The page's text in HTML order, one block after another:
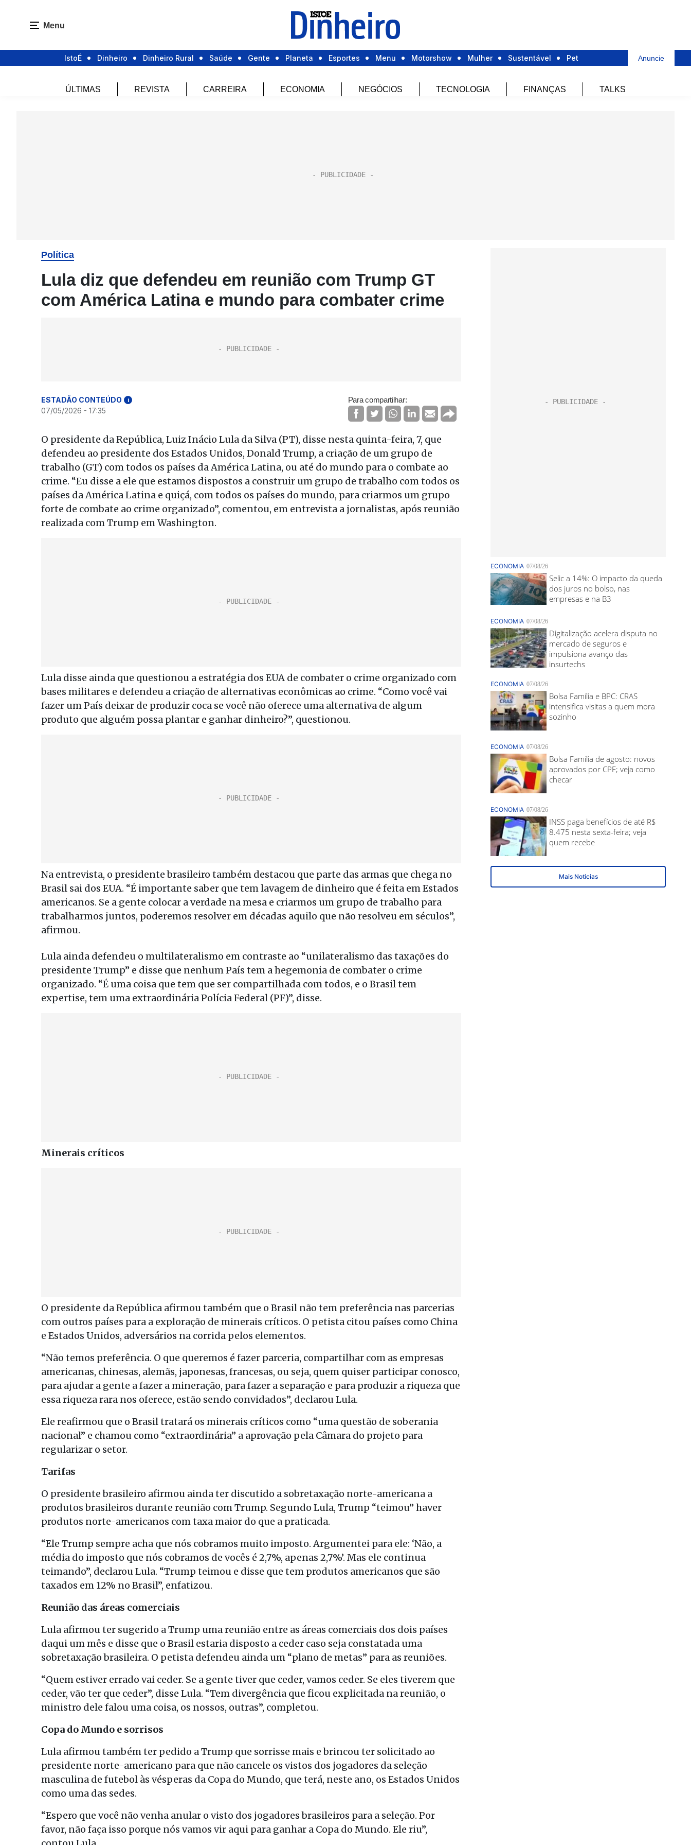
Menu
IstoÉ Dinheiro Dinheiro Rural Saúde Gente Planeta Esportes Menu Motorshow Mulher Sustentável Pet Anuncie
ÚLTIMAS REVISTA CARREIRA ECONOMIA NEGÓCIOS TECNOLOGIA FINANÇAS TALKS
Política
Lula diz que defendeu em reunião com Trump GT
com América Latina e mundo para combater crime
ESTADÃO CONTEÚDO i
07/05/2026 - 17:35
Para compartilhar:
O presidente da República, Luiz Inácio Lula da Silva (PT), disse nesta quinta-feira, 7, que
defendeu ao presidente dos Estados Unidos, Donald Trump, a criação de um grupo de
trabalho (GT) com todos os países da América Latina, ou até do mundo para o combate ao
crime. “Eu disse a ele que estamos dispostos a construir um grupo de trabalho com todos os
países da América Latina e quiçá, com todos os países do mundo, para criarmos um grupo
forte de combate ao crime organizado”, comentou, em entrevista a jornalistas, após reunião
realizada com Trump em Washington.
Lula disse ainda que questionou a estratégia dos EUA de combater o crime organizado com
bases militares e defendeu a criação de alternativas econômicas ao crime. “Como você vai
fazer um País deixar de produzir coca se você não oferece uma alternativa de algum
produto que alguém possa plantar e ganhar dinheiro?”, questionou.
Na entrevista, o presidente brasileiro também destacou que parte das armas que chega no
Brasil sai dos EUA. “É importante saber que tem lavagem de dinheiro que é feita em Estados
americanos. Se a gente colocar a verdade na mesa e criarmos um grupo de trabalho para
trabalharmos juntos, poderemos resolver em décadas aquilo que não resolveu em séculos”,
afirmou.
Lula ainda defendeu o multilateralismo em contraste ao “unilateralismo das taxações do
presidente Trump” e disse que nenhum País tem a hegemonia de combater o crime
organizado. “É uma coisa que tem que ser compartilhada com todos, e o Brasil tem
expertise, tem uma extraordinária Polícia Federal (PF)”, disse.
Minerais críticos
O presidente da República afirmou também que o Brasil não tem preferência nas parcerias
com outros países para a exploração de minerais críticos. O petista citou países como China
e Estados Unidos, adversários na corrida pelos elementos.
“Não temos preferência. O que queremos é fazer parceria, compartilhar com as empresas
americanas, chinesas, alemãs, japonesas, francesas, ou seja, quem quiser participar conosco,
para ajudar a gente a fazer a mineração, para fazer a separação e para produzir a riqueza que
essa riqueza rara nos oferece, estão sendo convidados”, declarou Lula.
Ele reafirmou que o Brasil tratará os minerais críticos como “uma questão de soberania
nacional” e chamou como “extraordinária” a aprovação pela Câmara do projeto para
regularizar o setor.
Tarifas
O presidente brasileiro afirmou ainda ter discutido a sobretaxação norte-americana a
produtos brasileiros durante reunião com Trump. Segundo Lula, Trump “teimou” haver
produtos norte-americanos com taxa maior do que a praticada.
“Ele Trump sempre acha que nós cobramos muito imposto. Argumentei para ele: ‘Não, a
média do imposto que nós cobramos de vocês é 2,7%, apenas 2,7%’. Mas ele continua
teimando”, declarou Lula. “Trump teimou e disse que tem produtos americanos que são
taxados em 12% no Brasil”, enfatizou.
Reunião das áreas comerciais
Lula afirmou ter sugerido a Trump uma reunião entre as áreas comerciais dos dois países
daqui um mês e disse que o Brasil estaria disposto a ceder caso seja constatada uma
sobretaxação brasileira. O petista defendeu ainda um “plano de metas” para as reuniões.
“Quem estiver errado vai ceder. Se a gente tiver que ceder, vamos ceder. Se eles tiverem que
ceder, vão ter que ceder”, disse Lula. “Tem divergência que ficou explicitada na reunião, o
ministro dele falou uma coisa, os nossos, outras”, completou.
Copa do Mundo e sorrisos
Lula afirmou também ter pedido a Trump que sorrisse mais e brincou ter solicitado ao
presidente norte-americano para que não cancele os vistos dos jogadores da seleção
masculina de futebol às vésperas da Copa do Mundo, que terá, neste ano, os Estados Unidos
como uma das sedes.
“Espero que você não venha anular o visto dos jogadores brasileiros para a seleção. Por
favor, não faça isso porque nós vamos vir aqui para ganhar a Copa do Mundo. Ele riu”,